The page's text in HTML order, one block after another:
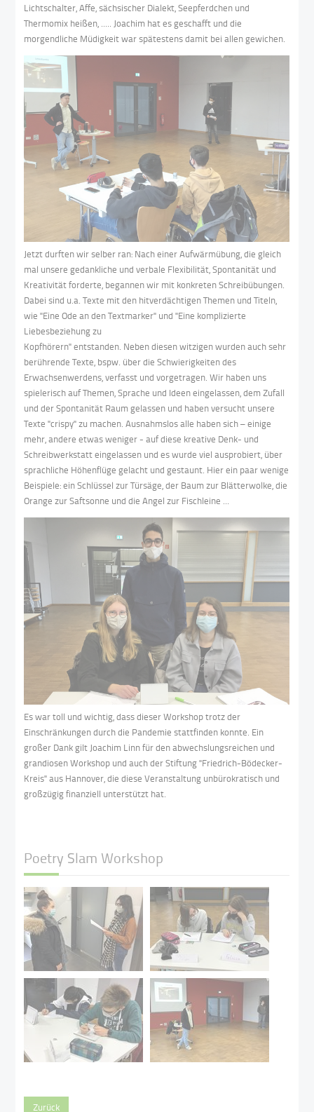
Lichtschalter, Affe, sächsischer Dialekt, Seepferdchen und
Thermomix heißen, ..... Joachim hat es geschafft und die
morgendliche Müdigkeit war spätestens damit bei allen gewichen.
Jetzt durften wir selber ran: Nach einer Aufwärmübung, die gleich
mal unsere gedankliche und verbale Flexibilität, Spontanität und
Kreativität forderte, begannen wir mit konkreten Schreibübungen.
Dabei sind u.a. Texte mit den hitverdächtigen Themen und Titeln,
wie "Eine Ode an den Textmarker" und "Eine komplizierte
Liebesbeziehung zu
Kopfhörern" entstanden. Neben diesen witzigen wurden auch sehr
berührende Texte, bspw. über die Schwierigkeiten des
Erwachsenwerdens, verfasst und vorgetragen. Wir haben uns
spielerisch auf Themen, Sprache und Ideen eingelassen, dem Zufall
und der Spontanität Raum gelassen und haben versucht unsere
Texte "crispy" zu machen. Ausnahmslos alle haben sich – einige
mehr, andere etwas weniger - auf diese kreative Denk- und
Schreibwerkstatt eingelassen und es wurde viel ausprobiert, über
sprachliche Höhenflüge gelacht und gestaunt. Hier ein paar wenige
Beispiele: ein Schlüssel zur Türsäge, der Baum zur Blätterwolke, die
Orange zur Saftsonne und die Angel zur Fischleine ...
Es war toll und wichtig, dass dieser Workshop trotz der
Einschränkungen durch die Pandemie stattfinden konnte. Ein
großer Dank gilt Joachim Linn für den abwechslungsreichen und
grandiosen Workshop und auch der Stiftung "Friedrich-Bödecker-
Kreis" aus Hannover, die diese Veranstaltung unbürokratisch und
großzügig finanziell unterstützt hat.
Poetry Slam Workshop
Zurück